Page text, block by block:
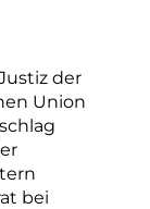
der
Union
bei